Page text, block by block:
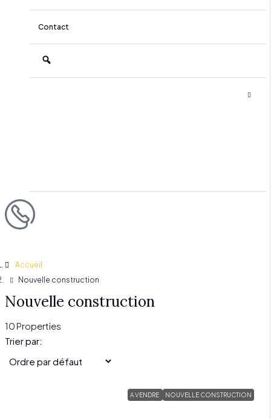
Contact
Accueil
Nouvelle construction
Nouvelle construction
10 Properties
Trier par:
A VENDRE NOUVELLE CONSTRUCTION